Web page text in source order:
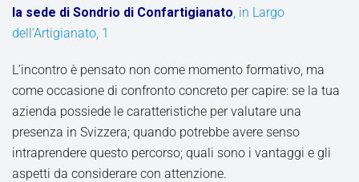
la sede di Sondrio di Confartigianato, in Largo
dell’Artigianato, 1
L’incontro è pensato non come momento formativo, ma
come occasione di confronto concreto per capire: se la tua
azienda possiede le caratteristiche per valutare una
presenza in Svizzera; quando potrebbe avere senso
intraprendere questo percorso; quali sono i vantaggi e gli
aspetti da considerare con attenzione.